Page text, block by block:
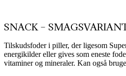
SNACK –
Tilskudsfoder i piller, der ligesom
energikilder eller gives som eneste
vitaminer og mineraler. Kan også